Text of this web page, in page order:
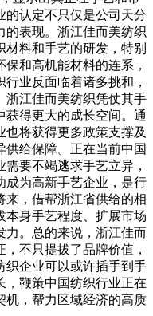
的认定不只仅是公司天分
的表现。浙江佳而美纺织
料和手艺的研发，特别
和高机能材料的连系，
业反面临着诸多挑和，
浙江佳而美纺织凭仗其手
获得更大的成长空间。通
将获得更多政策支撑及
供给保障。正在当前中国
要不竭逃求手艺立异，
成为高新手艺企业，是行
来，借帮浙江省供给的相
本身手艺程度、扩展市场
力。总的来说，浙江佳而
不只提拔了品牌价值，
织企业可以或许插手到手
，鞭策中国纺织行业正在
机，帮力区域经济的高质